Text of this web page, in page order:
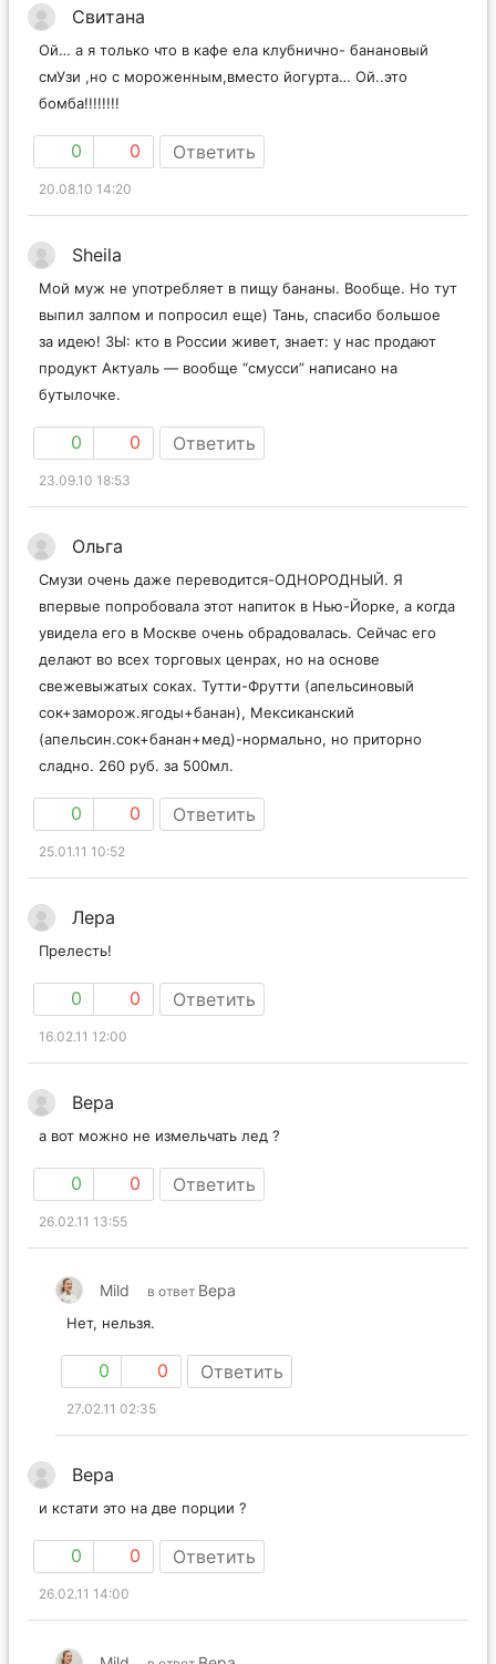
Свитана
Ой… а я только что в кафе ела клубнично- банановый
смУзи ,но с мороженным,вместо йогурта… Ой..это
бомба!!!!!!!!
0 0 Ответить
20.08.10 14:20
Sheila
Мой муж не употребляет в пищу бананы. Вообще. Но тут
выпил залпом и попросил еще) Тань, спасибо большое
за идею! ЗЫ: кто в России живет, знает: у нас продают
продукт Актуаль — вообще “смусси” написано на
бутылочке.
0 0 Ответить
23.09.10 18:53
Ольга
Смузи очень даже переводится-ОДНОРОДНЫЙ. Я
впервые попробовала этот напиток в Нью-Йорке, а когда
увидела его в Москве очень обрадовалась. Сейчас его
делают во всех торговых ценрах, но на основе
свежевыжатых соках. Тутти-Фрутти (апельсиновый
сок+заморож.ягоды+банан), Мексиканский
(апельсин.сок+банан+мед)-нормально, но приторно
сладно. 260 руб. за 500мл.
0 0 Ответить
25.01.11 10:52
Лера
Прелесть!
0 0 Ответить
16.02.11 12:00
Вера
а вот можно не измельчать лед ?
0 0 Ответить
26.02.11 13:55
Mild в ответ Вера
Нет, нельзя.
0 0 Ответить
27.02.11 02:35
Вера
и кстати это на две порции ?
0 0 Ответить
26.02.11 14:00